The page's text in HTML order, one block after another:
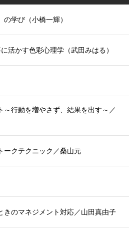
学び（小橋一輝）
活かす色彩心理学（武田みはる）
～行動を増やさず、結果を出す～／
ークテクニック／桑山元
きのマネジメント対応／山田真由子